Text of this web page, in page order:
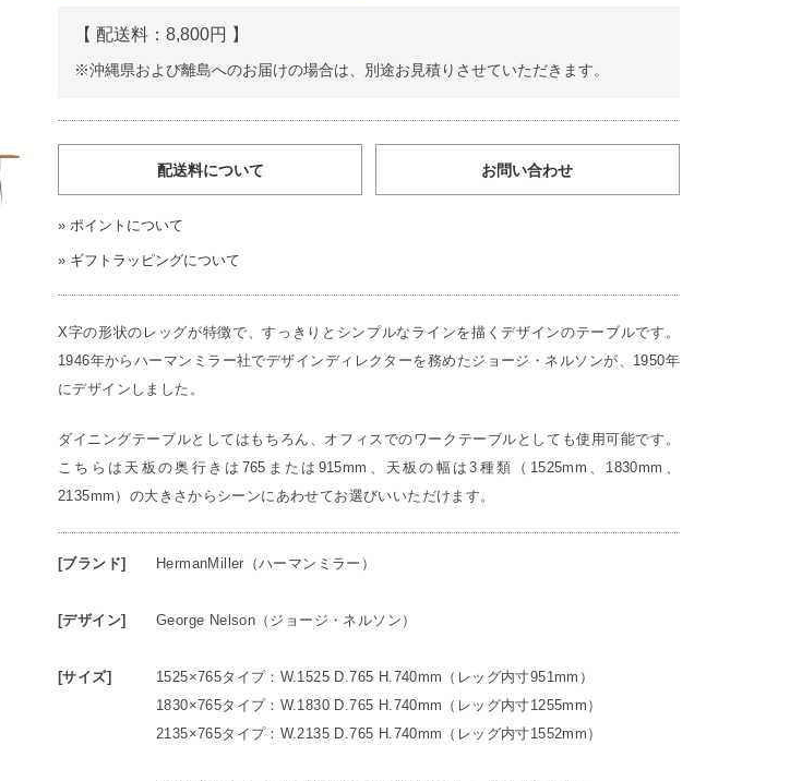
【 配送料： 8,800円 】
※沖縄県および離島へのお届けの場合は、別途お見積りさせていただきます。
配送料について お問い合わせ
» ポイントについて
» ギフトラッピングについて
X字の形状のレッグが特徴で、すっきりとシンプルなラインを描くデザインのテーブルです。
1946年からハーマンミラー社でデザインディレクターを務めたジョージ・ネルソンが、1950年
にデザインしました。
ダイニングテーブルとしてはもちろん、オフィスでのワークテーブルとしても使用可能です。
こちらは天板の奥行きは765または915mm、天板の幅は3種類（1525mm、1830mm、
2135mm）の大きさからシーンにあわせてお選びいいただけます。
[ブランド] HermanMiller（ハーマンミラー）
[デザイン] George Nelson（ジョージ・ネルソン）
[サイズ]
1525×765タイプ：W.1525 D.765 H.740mm（レッグ内寸951mm）
1830×765タイプ：W.1830 D.765 H.740mm（レッグ内寸1255mm）
2135×765タイプ：W.2135 D.765 H.740mm（レッグ内寸1552mm）